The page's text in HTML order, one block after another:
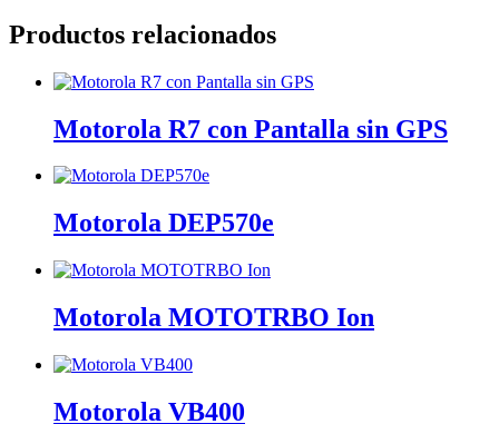
Productos relacionados
Motorola R7 con Pantalla sin GPS
Motorola DEP570e
Motorola MOTOTRBO Ion
Motorola VB400